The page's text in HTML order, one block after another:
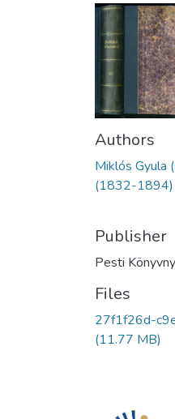
Authors
Miklós Gyula
(1832-1894)
Publisher
Pesti
Files
27f1f26d-
(11.77 MB)